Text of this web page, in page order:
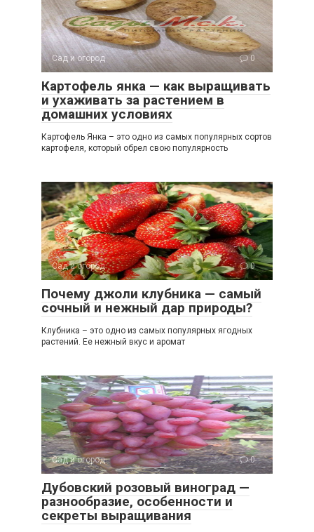
Сад и огород 0
Картофель янка — как выращивать
и ухаживать за растением в
домашних условиях
Картофель Янка – это одно из самых популярных сортов
картофеля, который обрел свою популярность
Сад и огород 0
Почему джоли клубника — самый
сочный и нежный дар природы?
Клубника – это одно из самых популярных ягодных
растений. Ее нежный вкус и аромат
Сад и огород 0
Дубовский розовый виноград —
разнообразие, особенности и
секреты выращивания